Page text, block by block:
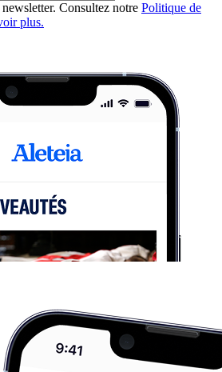
Consultez notre Politique de
plus.